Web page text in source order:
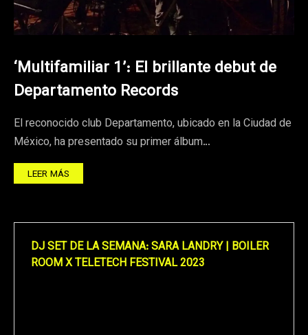
‘Multifamiliar 1’: El brillante debut de
Departamento Records
El reconocido club Departamento, ubicado en la Ciudad de
México, ha presentado su primer álbum…
LEER MÁS
DJ SET DE LA SEMANA: SARA LANDRY | BOILER
ROOM X TELETECH FESTIVAL 2023